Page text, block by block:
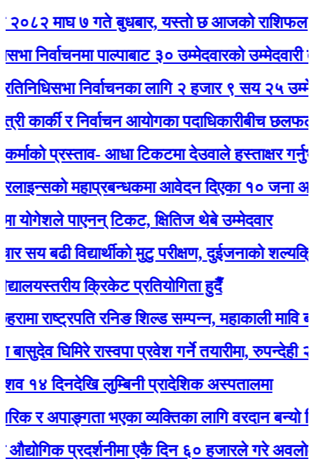
माघ ७ गते बुधबार, यस्ताे छ आजको राशिफल
पाल्पाबाट ३० उम्मेदवारको उम्मेदवारी दर्ता
निर्वाचनका लागि २ हजार ९ सय २५
र निर्वाचन आयोगका पदाधिकारीबीच छलफल हुँदै
प्रस्ताव- आधा टिकटमा देउवाले हस्ताक्षर
महाप्रबन्धकमा आवेदन दिएका १० जना
पाएनन् टिकट, क्षितिज थेबे उम्मेदवार
बढी विद्यार्थीको मुटु परीक्षण, दुईजनाको शल्यक्रिया
क्रिकेट प्रतियोगिता हुदैँ
राष्ट्रपति रनिङ शिल्ड सम्पन्न, महाकाली मावि बन्यो
घिमिरे रास्वपा प्रवेश गर्ने तयारीमा, रुपन्देही २ बाट
दिनदेखि लुम्बिनी प्रादेशिक अस्पतालमा
र अपाङ्गता भएका व्यक्तिका लागि वरदान बन्यो
प्रदर्शनीमा एकै दिन ६० हजारले गरे अवलोकन